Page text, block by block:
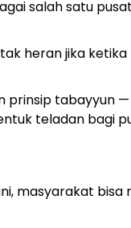
salah satu
heran jika
tabayyun
teladan bagi
masyarakat